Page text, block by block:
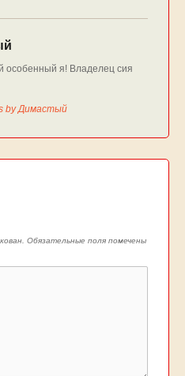
особенный я! Владелец сия
by Димастый
Обязательные поля помечены